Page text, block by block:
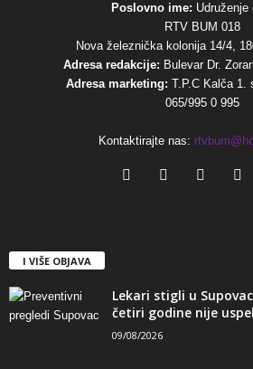
Poslovno ime: Udruženje
RTV BUM 018
Nova železnička kolonija 14/4,
Adresa redakcije: Bulevar Dr.
Adresa marketing: T.P.C Kalča 1.
065/995 0 995
Kontaktirajte nas:
I VIŠE OBJAVA
Lekari stigli u
četiri godine nije
09/08/2026